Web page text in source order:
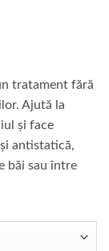
tratament fără
Ajută la
și face
antistatică,
băi sau între